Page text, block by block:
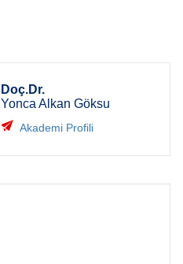
Doç.Dr.
Yonca Alkan Göksu
Akademi Profili